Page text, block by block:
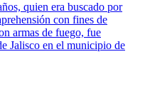
quien era buscado por
con fines de
armas de fuego, fue
Jalisco en el municipio de